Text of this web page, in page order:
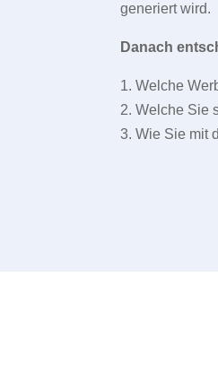
generiert wird.
Danach
1. Welche
2. Welche Sie
3. Wie Sie mit